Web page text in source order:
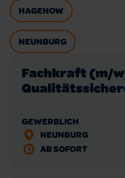
HAGENOW
NEUNBURG
Fachkraft (m/
GEWERBLICH
NEUNBURG
AB SOFORT